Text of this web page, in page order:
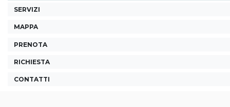
SERVIZI
MAPPA
PRENOTA
RICHIESTA
CONTATTI